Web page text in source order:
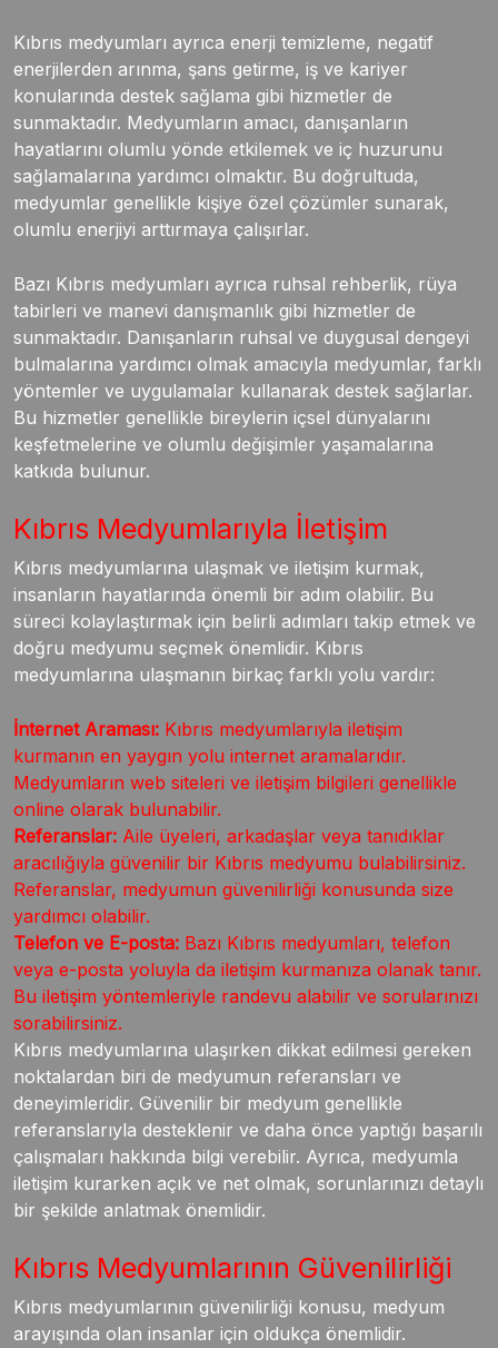
Kıbrıs medyumları ayrıca enerji temizleme, negatif
enerjilerden arınma, şans getirme, iş ve kariyer
konularında destek sağlama gibi hizmetler de
sunmaktadır. Medyumların amacı, danışanların
hayatlarını olumlu yönde etkilemek ve iç huzurunu
sağlamalarına yardımcı olmaktır. Bu doğrultuda,
medyumlar genellikle kişiye özel çözümler sunarak,
olumlu enerjiyi arttırmaya çalışırlar.
Bazı Kıbrıs medyumları ayrıca ruhsal rehberlik, rüya
tabirleri ve manevi danışmanlık gibi hizmetler de
sunmaktadır. Danışanların ruhsal ve duygusal dengeyi
bulmalarına yardımcı olmak amacıyla medyumlar, farklı
yöntemler ve uygulamalar kullanarak destek sağlarlar.
Bu hizmetler genellikle bireylerin içsel dünyalarını
keşfetmelerine ve olumlu değişimler yaşamalarına
katkıda bulunur.
Kıbrıs Medyumlarıyla İletişim
Kıbrıs medyumlarına ulaşmak ve iletişim kurmak,
insanların hayatlarında önemli bir adım olabilir. Bu
süreci kolaylaştırmak için belirli adımları takip etmek ve
doğru medyumu seçmek önemlidir. Kıbrıs
medyumlarına ulaşmanın birkaç farklı yolu vardır:
İnternet Araması: Kıbrıs medyumlarıyla iletişim
kurmanın en yaygın yolu internet aramalarıdır.
Medyumların web siteleri ve iletişim bilgileri genellikle
online olarak bulunabilir.
Referanslar: Aile üyeleri, arkadaşlar veya tanıdıklar
aracılığıyla güvenilir bir Kıbrıs medyumu bulabilirsiniz.
Referanslar, medyumun güvenilirliği konusunda size
yardımcı olabilir.
Telefon ve E-posta: Bazı Kıbrıs medyumları, telefon
veya e-posta yoluyla da iletişim kurmanıza olanak tanır.
Bu iletişim yöntemleriyle randevu alabilir ve sorularınızı
sorabilirsiniz.
Kıbrıs medyumlarına ulaşırken dikkat edilmesi gereken
noktalardan biri de medyumun referansları ve
deneyimleridir. Güvenilir bir medyum genellikle
referanslarıyla desteklenir ve daha önce yaptığı başarılı
çalışmaları hakkında bilgi verebilir. Ayrıca, medyumla
iletişim kurarken açık ve net olmak, sorunlarınızı detaylı
bir şekilde anlatmak önemlidir.
Kıbrıs Medyumlarının Güvenilirliği
Kıbrıs medyumlarının güvenilirliği konusu, medyum
arayışında olan insanlar için oldukça önemlidir.